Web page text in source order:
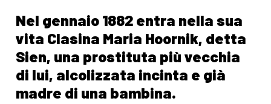
Nel gennaio 1882 entra nella sua
vita Clasina Maria Hoornik, detta
Sien, una prostituta più vecchia
di lui, alcolizzata incinta e già
madre di una bambina.